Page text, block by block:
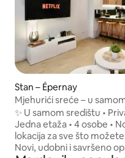
Stan – Épernay
Mjehurići sreće – u
Épernaya
✨ U samom središtu •
Jedna etaža • 4 osobe • Novo
lokacija za sve što
Novi, udobni i savršeno